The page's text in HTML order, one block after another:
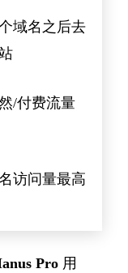
域名之后去
/付费流量
访问量最高
Pro 用